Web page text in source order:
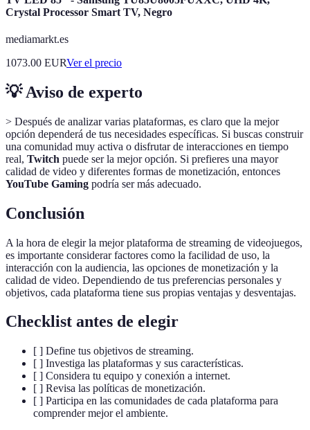
Crystal Processor Smart TV, Negro
mediamarkt.es
1073.00 EURVer el precio
💡 Aviso de experto
> Después de analizar varias plataformas, es claro que la mejor
opción dependerá de tus necesidades específicas. Si buscas construir
una comunidad muy activa o disfrutar de interacciones en tiempo
real, Twitch puede ser la mejor opción. Si prefieres una mayor
calidad de video y diferentes formas de monetización, entonces
YouTube Gaming podría ser más adecuado.
Conclusión
A la hora de elegir la mejor plataforma de streaming de videojuegos,
es importante considerar factores como la facilidad de uso, la
interacción con la audiencia, las opciones de monetización y la
calidad de video. Dependiendo de tus preferencias personales y
objetivos, cada plataforma tiene sus propias ventajas y desventajas.
Checklist antes de elegir
[ ] Define tus objetivos de streaming.
[ ] Investiga las plataformas y sus características.
[ ] Considera tu equipo y conexión a internet.
[ ] Revisa las políticas de monetización.
[ ] Participa en las comunidades de cada plataforma para
comprender mejor el ambiente.